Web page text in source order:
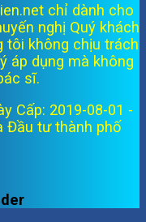
chỉ dành cho
nghị Quý khách
tôi không chịu trách
áp dụng mà không
sĩ.
Cấp: 2019-08-01 -
Đầu tư thành phố